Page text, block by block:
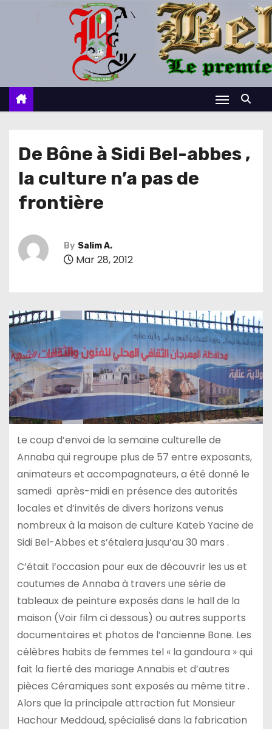
c
De Bône à Sidi Bel-abbes ,
la culture n’a pas de
frontière
By Salim A.
Mar 28, 2012
Le coup d’envoi de la semaine culturelle de
Annaba qui regroupe plus de 57 entre exposants,
animateurs et accompagnateurs, a été donné le
samedi après-midi en présence des autorités
locales et d’invités de divers horizons venus
nombreux à la maison de culture Kateb Yacine de
Sidi Bel-Abbes et s’étalera jusqu’au 30 mars .
C’était l’occasion pour eux de découvrir les us et
coutumes de Annaba à travers une série de
tableaux de peinture exposés dans le hall de la
maison (Voir film ci dessous) ou autres supports
documentaires et photos de l’ancienne Bone. Les
célèbres habits de femmes tel « la gandoura » qui
fait la fierté des mariage Annabis et d’autres
pièces Céramiques sont exposés au même titre .
Alors que la principale attraction fut Monsieur
Hachour Meddoud, spécialisé dans la fabrication